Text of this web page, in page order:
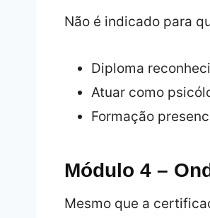
Não é indicado para
Diploma
Atuar como
Formação
Módulo 4 –
Mesmo que a